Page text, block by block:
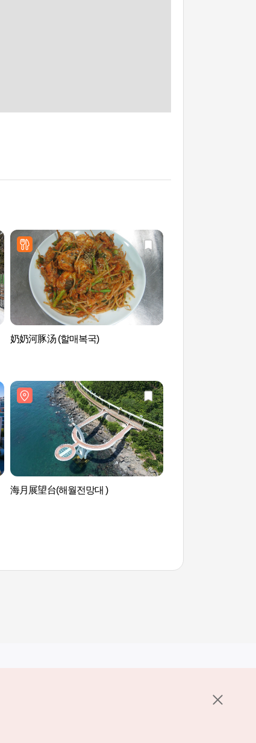
奶奶河豚汤 (할매복국)
海月展望台(해월전망대 )